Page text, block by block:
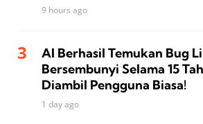
9 hours ago
AI Berhasil Temukan Bug
Bersembunyi Selama 15
Diambil Pengguna Biasa!
1 day ago